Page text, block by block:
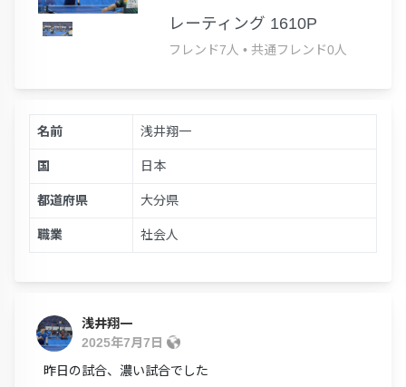
レーティング 1610P
フレンド7人 • 共通フレンド0人
名前 浅井翔一
国 日本
都道府県 大分県
職業 社会人
浅井翔一
2025年7月7日
昨日の試合、濃い試合でした